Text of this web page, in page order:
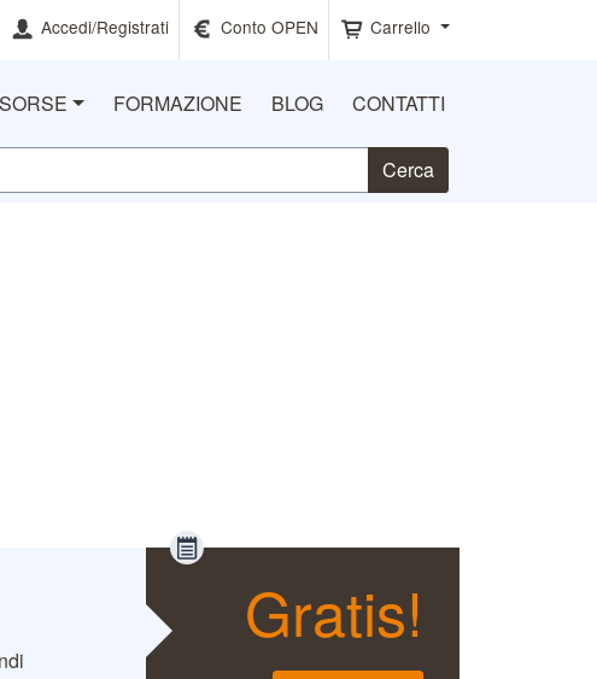
Accedi/Registrati Conto OPEN Carrello
FORMAZIONE BLOG CONTATTI
Cerca
Gratis!